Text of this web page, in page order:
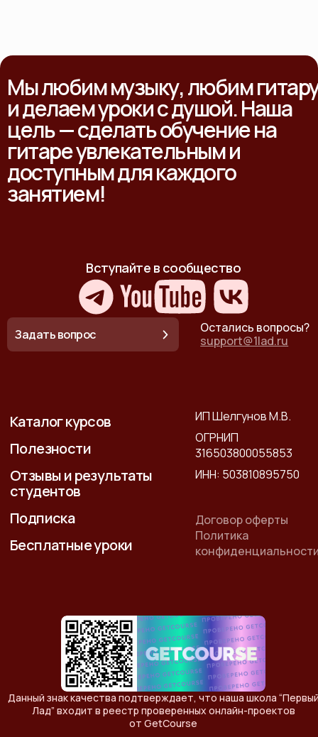
Мы любим музыку, любим
и делаем уроки с душой. Наша
цель — сделать обучение на
гитаре увлекательным и
доступным для каждого
занятием!
Данный знак качества подтверждает, что наша школа
Лад” входит в реестр проверенных онлайн-проектов
от GetCourse
Вступайте в сообщество
Остались вопросы?
support@1lad.ru
Задать вопрос
Каталог курсов
Полезности
Отзывы и результаты
студентов
Подписка
Бесплатные уроки
ИП Шелгунов М.В.
ОГРНИП
316503800055853
ИНН: 503810895750
Договор оферты
Политика